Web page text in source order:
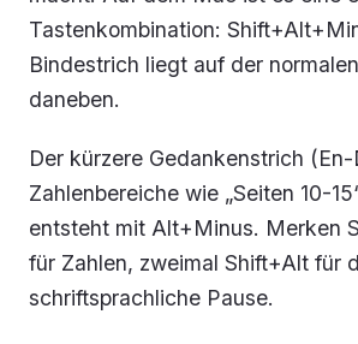
Tastenkombination:
Bindestrich liegt auf der
daneben.
Der kürzere Gedankenstrich
Zahlenbereiche wie „Seiten 10-
entsteht mit Alt+Minus. Merken
für Zahlen, zweimal Shift+Alt für
schriftsprachliche Pause.